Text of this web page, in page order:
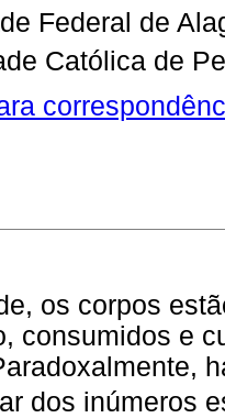
Federal de
Católica de
os corpos
consumidos e
dos inúmeros